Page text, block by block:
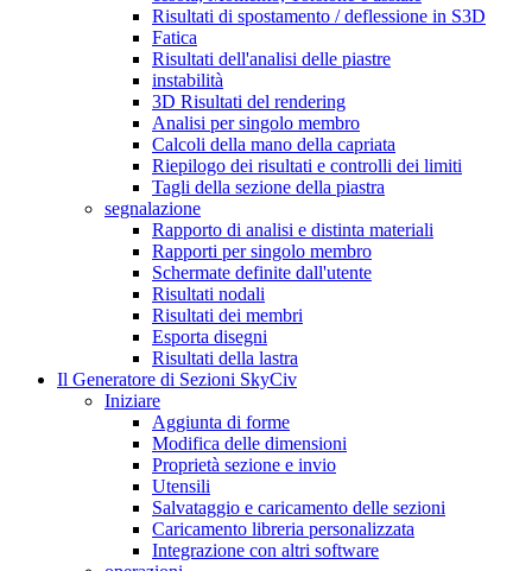
Risultati di spostamento / deflessione in S3D
Fatica
Risultati dell'analisi delle piastre
instabilità
3D Risultati del rendering
Analisi per singolo membro
Calcoli della mano della capriata
Riepilogo dei risultati e controlli dei limiti
Tagli della sezione della piastra
segnalazione
Rapporto di analisi e distinta materiali
Rapporti per singolo membro
Schermate definite dall'utente
Risultati nodali
Risultati dei membri
Esporta disegni
Risultati della lastra
Il Generatore di Sezioni SkyCiv
Iniziare
Aggiunta di forme
Modifica delle dimensioni
Proprietà sezione e invio
Utensili
Salvataggio e caricamento delle sezioni
Caricamento libreria personalizzata
Integrazione con altri software